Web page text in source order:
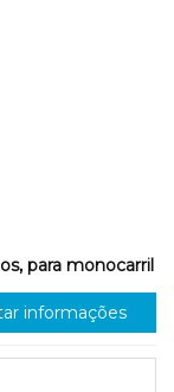
para monocarril
informações